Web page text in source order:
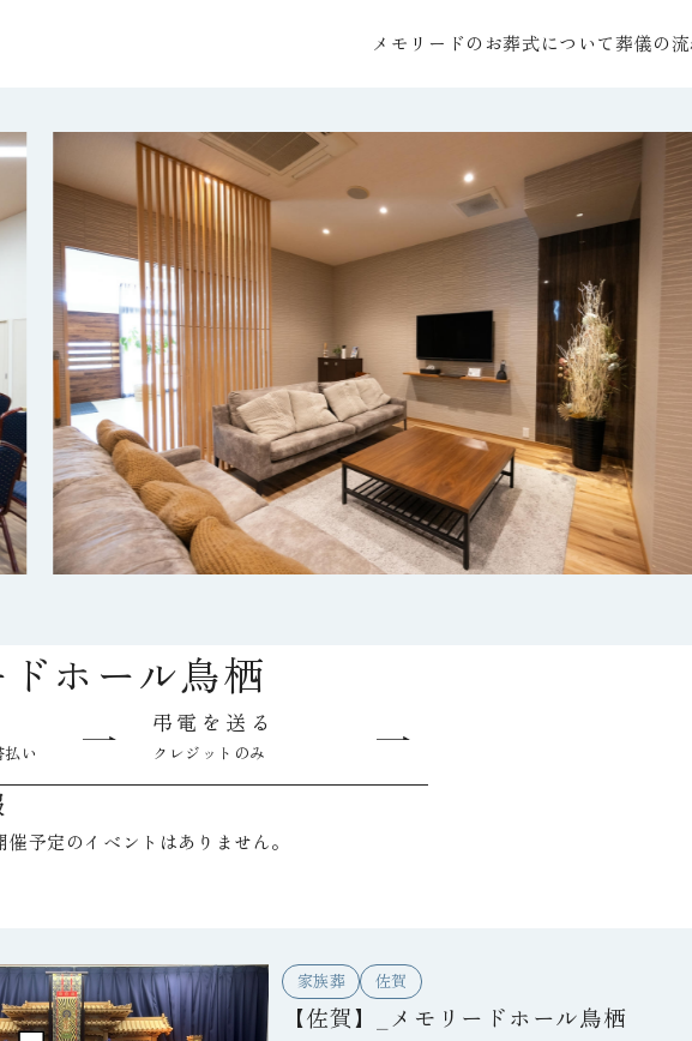
メモリードのお葬式について葬儀の流
ドホール鳥栖
い
弔電を送る
クレジットのみ
予定のイベントはありません。
家族葬 佐賀
【佐賀】_メモリードホール鳥栖